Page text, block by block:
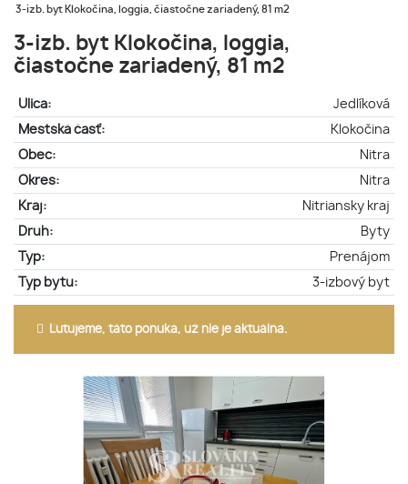
3-izb. byt Klokočina, loggia, čiastočne zariadený, 81 m2
3-izb. byt Klokočina, loggia,
čiastočne zariadený, 81 m2
Ulica:
Jedlíková
Mestská časť:
Klokočina
Obec:
Nitra
Okres:
Nitra
Kraj:
Nitriansky kraj
Druh:
Byty
Typ:
Prenájom
Typ bytu:
3-izbový byt
Ľutujeme, táto ponuka, už nie je aktuálna.